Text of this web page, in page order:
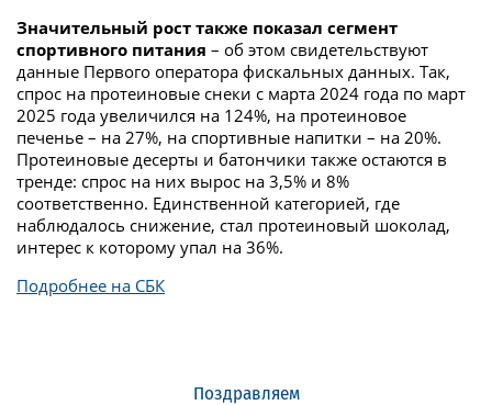
Значительный рост также показал сегмент
спортивного питания – об этом свидетельствуют
данные Первого оператора фискальных данных. Так,
спрос на протеиновые снеки с марта 2024 года по март
2025 года увеличился на 124%, на протеиновое
печенье – на 27%, на спортивные напитки – на 20%.
Протеиновые десерты и батончики также остаются в
тренде: спрос на них вырос на 3,5% и 8%
соответственно. Единственной категорией, где
наблюдалось снижение, стал протеиновый шоколад,
интерес к которому упал на 36%.
Подробнее на СБК
Поздравляем